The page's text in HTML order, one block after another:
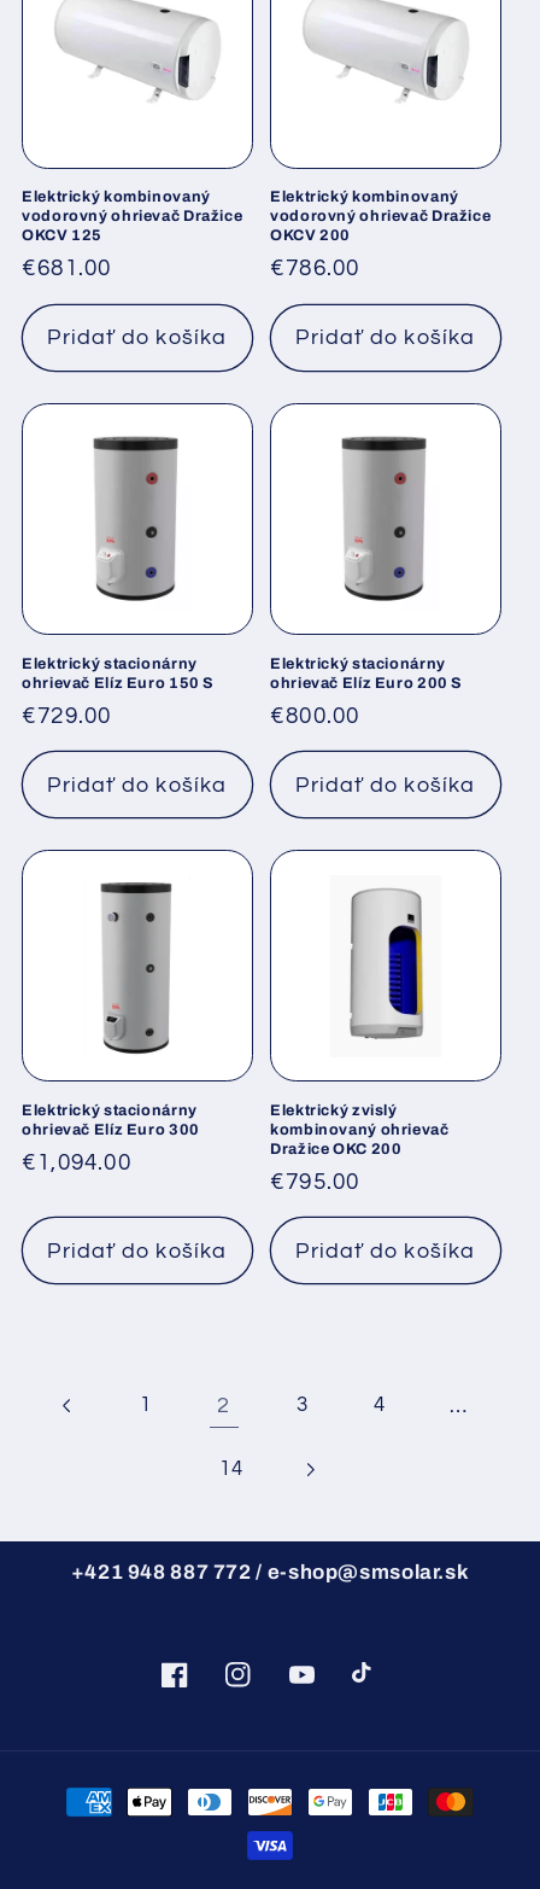
Elektrický kombinovaný
vodorovný ohrievač Dražice
OKCV 125
Normálna
cena
€681.00
Pridať do košíka
Elektrický kombinovaný
vodorovný ohrievač Dražice
OKCV 200
Normálna
cena
€786.00
Pridať do košíka
Elektrický stacionárny
ohrievač Elíz Euro 150 S
Normálna
cena
€729.00
Pridať do košíka
Elektrický stacionárny
ohrievač Elíz Euro 200 S
Normálna
cena
€800.00
Pridať do košíka
Elektrický stacionárny
ohrievač Elíz Euro 300
Normálna
€1,094.00
Pridať do košíka
Elektrický zvislý
kombinovaný ohrievač
Dražice OKC 200
Normálna
cena
€795.00
Pridať do košíka
1 2 3 4 …
14
+421 948 887 772 / e-shop@smsolar.sk
FacebookInstagramYouTubeTikTok
Spôsoby